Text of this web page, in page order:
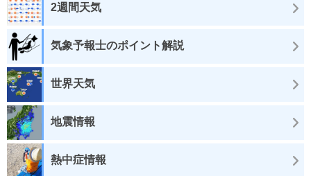
2週間天気
気象予報士のポイント解説
世界天気
地震情報
熱中症情報